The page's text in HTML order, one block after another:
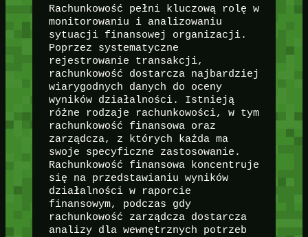
Rachunkowość pełni kluczową rolę w
monitorowaniu i analizowaniu
sytuacji finansowej organizacji.
Poprzez systematyczne
rejestrowanie transakcji,
rachunkowość dostarcza najbardziej
wiarygodnych danych do oceny
wyników działalności. Istnieją
różne rodzaje rachunkowości, w tym
rachunkowość finansowa oraz
zarządcza, z których każda ma
swoje specyficzne zastosowanie.
Rachunkowość finansowa koncentruje
się na przedstawianiu wyników
działalności w raporcie
finansowym, podczas gdy
rachunkowość zarządcza dostarcza
analizy dla wewnętrznych potrzeb